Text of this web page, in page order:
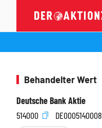
Behandelter Wert
Deutsche Bank Aktie
514000
DE0005140008